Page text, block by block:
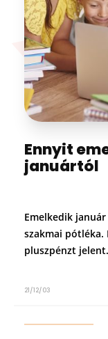
Ennyit
januártól
Emelkedik
szakmai pótléka.
pluszpénzt jelent.
21/12/03